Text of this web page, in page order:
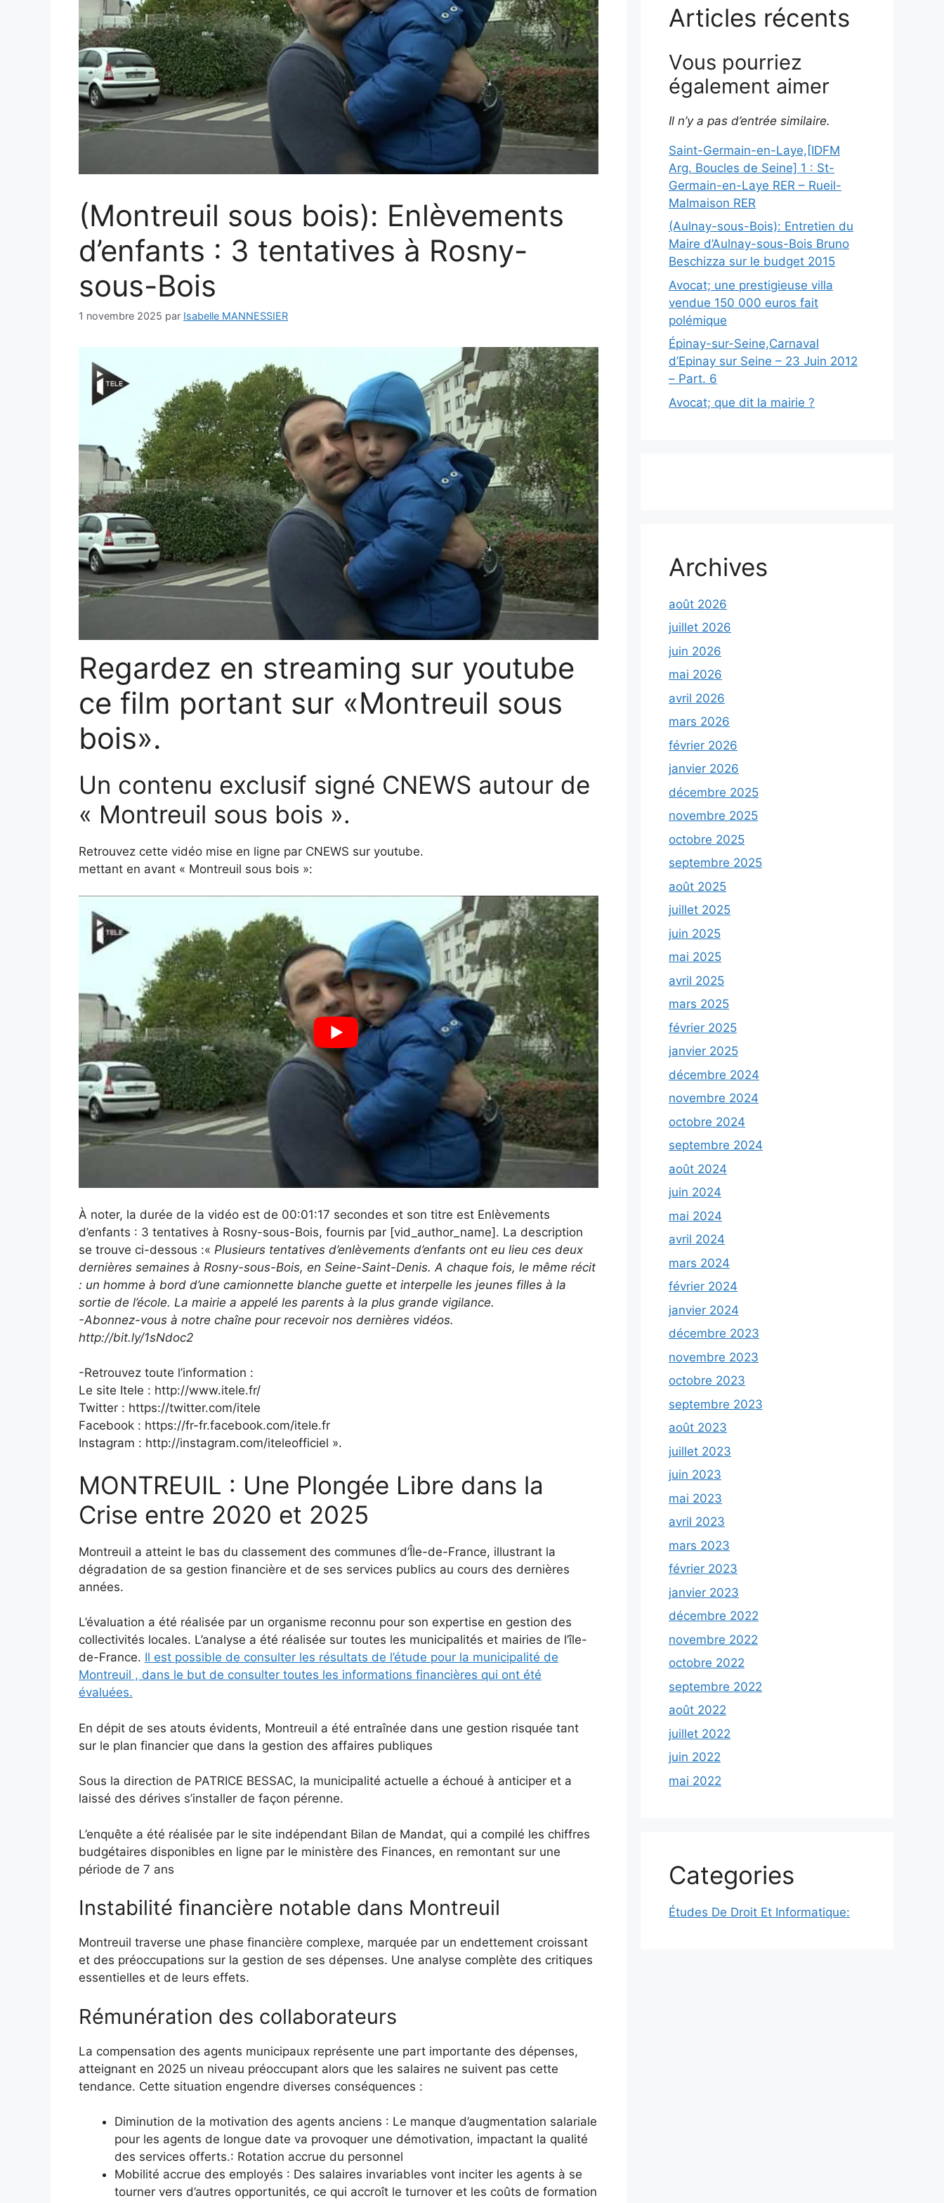
(Montreuil sous bois): Enlèvements
d’enfants : 3 tentatives à Rosny-
sous-Bois
1 novembre 2025 par Isabelle MANNESSIER
Regardez en streaming sur youtube
ce film portant sur «Montreuil sous
bois».
Un contenu exclusif signé CNEWS autour de
« Montreuil sous bois ».
Retrouvez cette vidéo mise en ligne par CNEWS sur youtube.
mettant en avant « Montreuil sous bois »:
À noter, la durée de la vidéo est de 00:01:17 secondes et son titre est Enlèvements
d’enfants : 3 tentatives à Rosny-sous-Bois, fournis par [vid_author_name]. La description
se trouve ci-dessous :« Plusieurs tentatives d’enlèvements d’enfants ont eu lieu ces deux
dernières semaines à Rosny-sous-Bois, en Seine-Saint-Denis. A chaque fois, le même récit
: un homme à bord d’une camionnette blanche guette et interpelle les jeunes filles à la
sortie de l’école. La mairie a appelé les parents à la plus grande vigilance.
-Abonnez-vous à notre chaîne pour recevoir nos dernières vidéos.
http://bit.ly/1sNdoc2
-Retrouvez toute l’information :
Le site Itele : http://www.itele.fr/
Twitter : https://twitter.com/itele
Facebook : https://fr-fr.facebook.com/itele.fr
Instagram : http://instagram.com/iteleofficiel ».
MONTREUIL : Une Plongée Libre dans la
Crise entre 2020 et 2025
Montreuil a atteint le bas du classement des communes d’Île-de-France, illustrant la
dégradation de sa gestion financière et de ses services publics au cours des dernières
années.
L’évaluation a été réalisée par un organisme reconnu pour son expertise en gestion des
collectivités locales. L’analyse a été réalisée sur toutes les municipalités et mairies de l’île-
de-France. Il est possible de consulter les résultats de l’étude pour la municipalité de
Montreuil , dans le but de consulter toutes les informations financières qui ont été
évaluées.
En dépit de ses atouts évidents, Montreuil a été entraînée dans une gestion risquée tant
sur le plan financier que dans la gestion des affaires publiques
Sous la direction de PATRICE BESSAC, la municipalité actuelle a échoué à anticiper et a
laissé des dérives s’installer de façon pérenne.
L’enquête a été réalisée par le site indépendant Bilan de Mandat, qui a compilé les chiffres
budgétaires disponibles en ligne par le ministère des Finances, en remontant sur une
période de 7 ans
Instabilité financière notable dans Montreuil
Montreuil traverse une phase financière complexe, marquée par un endettement croissant
et des préoccupations sur la gestion de ses dépenses. Une analyse complète des critiques
essentielles et de leurs effets.
Rémunération des collaborateurs
La compensation des agents municipaux représente une part importante des dépenses,
atteignant en 2025 un niveau préoccupant alors que les salaires ne suivent pas cette
tendance. Cette situation engendre diverses conséquences :
Diminution de la motivation des agents anciens : Le manque d’augmentation salariale
pour les agents de longue date va provoquer une démotivation, impactant la qualité
des services offerts.: Rotation accrue du personnel
Mobilité accrue des employés : Des salaires invariables vont inciter les agents à se
tourner vers d’autres opportunités, ce qui accroît le turnover et les coûts de formation
Articles récents
Vous pourriez
également aimer
Il n’y a pas d’entrée similaire.
Saint-Germain-en-Laye,[IDFM
Arg. Boucles de Seine] 1 : St-
Germain-en-Laye RER – Rueil-
Malmaison RER
(Aulnay-sous-Bois): Entretien du
Maire d’Aulnay-sous-Bois Bruno
Beschizza sur le budget 2015
Avocat; une prestigieuse villa
vendue 150 000 euros fait
polémique
Épinay-sur-Seine,Carnaval
d’Epinay sur Seine – 23 Juin 2012
– Part. 6
Avocat; que dit la mairie ?
Archives
août 2026
juillet 2026
juin 2026
mai 2026
avril 2026
mars 2026
février 2026
janvier 2026
décembre 2025
novembre 2025
octobre 2025
septembre 2025
août 2025
juillet 2025
juin 2025
mai 2025
avril 2025
mars 2025
février 2025
janvier 2025
décembre 2024
novembre 2024
octobre 2024
septembre 2024
août 2024
juin 2024
mai 2024
avril 2024
mars 2024
février 2024
janvier 2024
décembre 2023
novembre 2023
octobre 2023
septembre 2023
août 2023
juillet 2023
juin 2023
mai 2023
avril 2023
mars 2023
février 2023
janvier 2023
décembre 2022
novembre 2022
octobre 2022
septembre 2022
août 2022
juillet 2022
juin 2022
mai 2022
Categories
Études De Droit Et Informatique: